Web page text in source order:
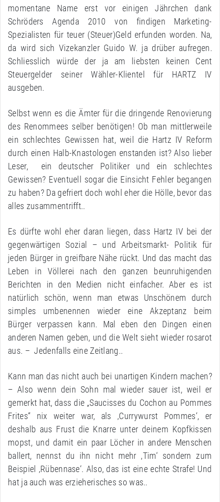
momentane Name erst vor einigen Jährchen dank
Schröders Agenda 2010 von findigen Marketing-
Spezialisten für teuer (Steuer)Geld erfunden worden. Na,
da wird sich Vizekanzler Guido W. ja drüber aufregen.
Schliesslich würde der ja am liebsten keinen Cent
Steuergelder seiner Wähler-Klientel für HARTZ IV
ausgeben.
Selbst wenn es die Ämter für die dringende Renovierung
des Renommees selber benötigen! Ob man mittlerweile
ein schlechtes Gewissen hat, weil die Hartz IV Reform
durch einen Halb-Knastologen enstanden ist? Also lieber
Leser, ein deutscher Politiker und ein schlechtes
Gewissen? Eventuell sogar die Einsicht Fehler begangen
zu haben? Da gefriert doch wohl eher die Hölle, bevor das
alles zusammentrifft..
Es dürfte wohl eher daran liegen, dass Hartz IV bei der
gegenwärtigen Sozial – und Arbeitsmarkt- Politik für
jeden Bürger in greifbare Nähe rückt. Und das macht das
Leben in Völlerei nach den ganzen beunruhigenden
Berichten in den Medien nicht einfacher. Aber es ist
natürlich schön, wenn man etwas Unschönem durch
simples umbenennen wieder eine Akzeptanz beim
Bürger verpassen kann. Mal eben den Dingen einen
anderen Namen geben, und die Welt sieht wieder rosarot
aus. – Jedenfalls eine Zeitlang..
Kann man das nicht auch bei unartigen Kindern machen?
– Also wenn dein Sohn mal wieder sauer ist, weil er
gemerkt hat, dass die „Saucisses du Cochon au Pommes
Frites“ nix weiter war, als ‚Currywurst Pommes‘, er
deshalb aus Frust die Knarre unter deinem Kopfkissen
mopst, und damit ein paar Löcher in andere Menschen
ballert, nennst du ihn nicht mehr ‚Tim‘ sondern zum
Beispiel ‚Rübennase‘. Also, das ist eine echte Strafe! Und
hat ja auch was erzieherisches so was..